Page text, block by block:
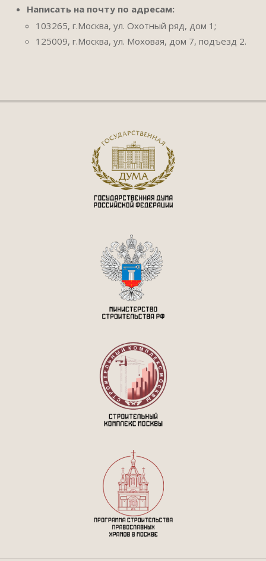
Написать на почту по адресам:
103265, г.Москва, ул. Охотный ряд, дом 1;
125009, г.Москва, ул. Моховая, дом 7, подъезд 2.